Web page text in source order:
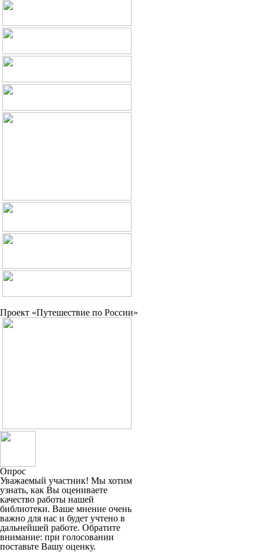
Проект «Путешествие по России»
Опрос
Уважаемый участник! Мы хотим
узнать, как Вы оцениваете
качество работы нашей
библиотеки. Ваше мнение очень
важно для нас и будет учтено в
дальнейшей работе. Обратите
внимание: при голосовании
поставьте Вашу оценку.